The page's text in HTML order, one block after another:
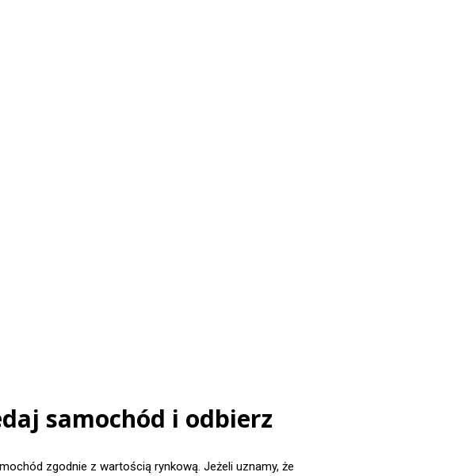
samochód i odbierz
zgodnie z wartością rynkową. Jeżeli uznamy, że